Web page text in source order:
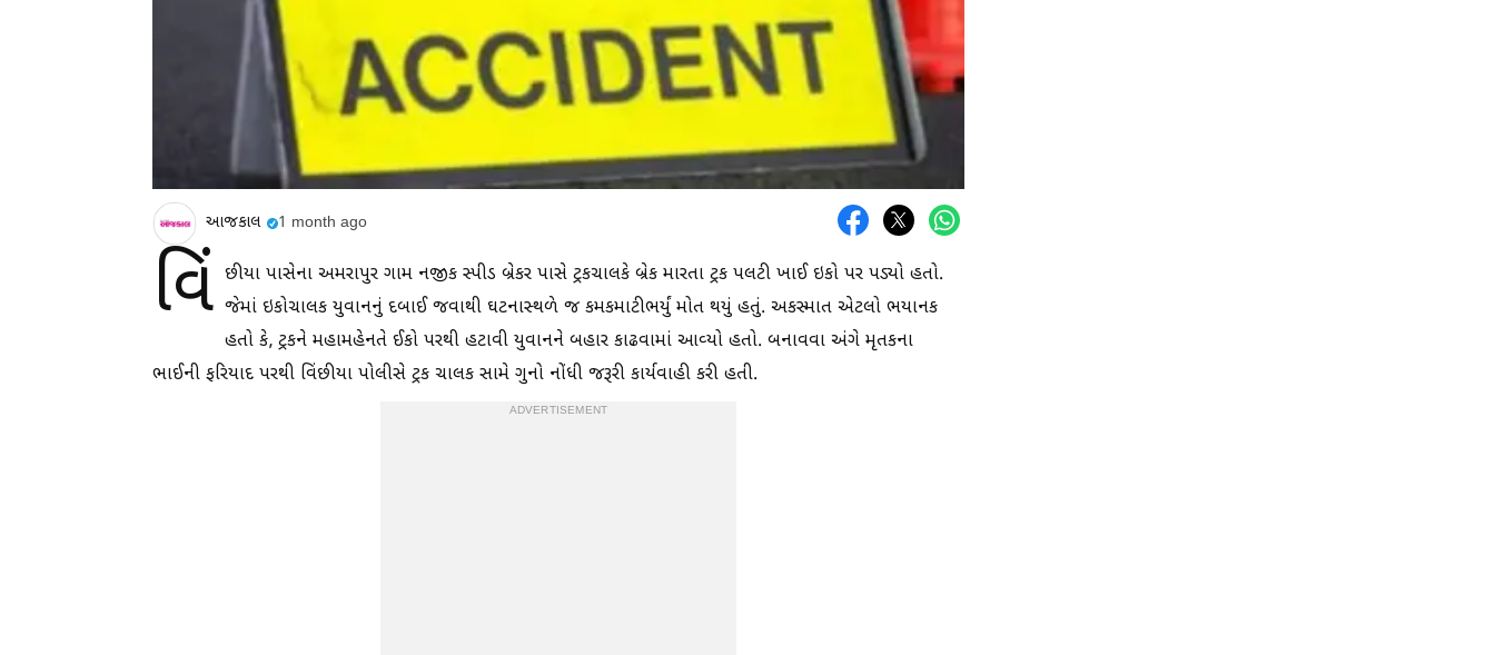
આજકાલ 1 month ago
વિં છીયા પાસેના અમરાપુર ગામ નજીક સ્પીડ બ્રેકર પાસે ટ્રકચાલકે બ્રેક મારતા ટ્રક પલટી ખાઈ ઇકો પર પડ્યો હતો.
જેમાં ઇકોચાલક યુવાનનું દબાઈ જવાથી ઘટનાસ્થળે જ કમકમાટીભર્યું મોત થયું હતું. અકસ્માત એટલો ભયાનક
હતો કે, ટ્રકને મહામહેનતે ઈકો પરથી હટાવી યુવાનને બહાર કાઢવામાં આવ્યો હતો. બનાવવા અંગે મૃતકના
ભાઈની ફરિયાદ પરથી વિંછીયા પોલીસે ટ્રક ચાલક સામે ગુનો નોંધી જરૂરી કાર્યવાહી કરી હતી.
ADVERTISEMENT